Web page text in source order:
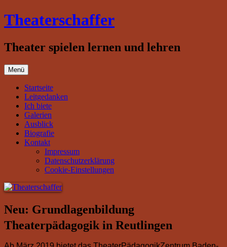
Zum
Inhalt
Theaterschaffer
Theater spielen lernen und lehren
Menü
Startseite
Leitgedanken
Ich biete
Galerien
Ausblick
Biografie
Kontakt
Impressum
Datenschutzerklärung
Cookie-Einstellungen
Neu: Grundlagenbildung
Theaterpädagogik in Reutlingen